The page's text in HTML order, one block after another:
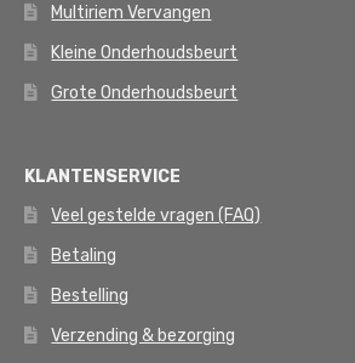
Multiriem Vervangen
Kleine Onderhoudsbeurt
Grote Onderhoudsbeurt
KLANTENSERVICE
Veel gestelde vragen (FAQ)
Betaling
Bestelling
Verzending & bezorging